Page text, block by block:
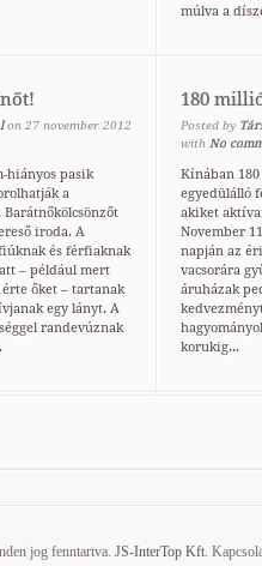
múlva a
on 27 november 2012
hiányos pasik
a
iroda. A
és férfiaknak
– például mert
őket – tartanak
egy lányt. A
randevúznak
180
Posted by
with No
Kínában
egyedülálló
akiket
November
napján az
vacsorára
áruházak
korukig...
jog fenntartva. JS-InterTop Kft.